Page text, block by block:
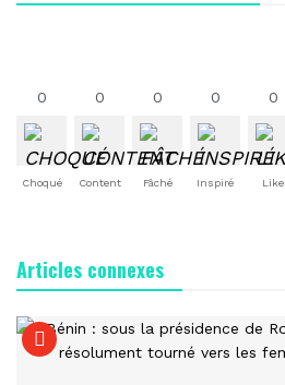
0
Choqué
0
Content
0
Fâché
0
Inspiré
0
Like
Articles connexes